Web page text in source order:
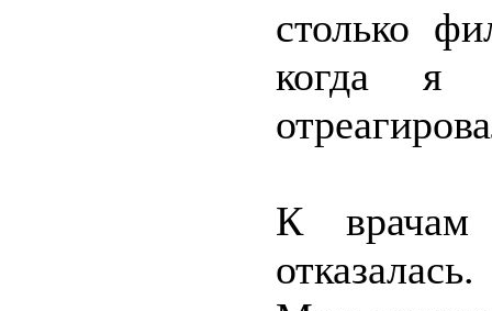
столько
когда я
К врачам